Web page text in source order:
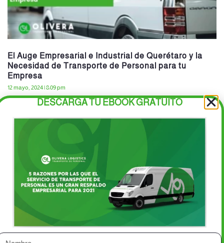
El Auge Empresarial e Industrial de Querétaro y la
Necesidad de Transporte de Personal para tu
Empresa
12 mayo, 2024 8:09 pm
Querétaro se ha convertido en un epicentro de crecimiento
empresarial e industrial. Con una ubicación estratégica y
Blvr. Camino Real de Carretas
Inicio
Contacto
DESCARGA TU EBOOK GRATUITO